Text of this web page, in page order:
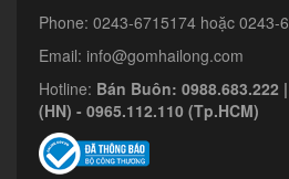
Phone: 0243-6715174 hoặc 0243-
Email: info@gomhailong.com
Hotline: Bán Buôn: 0988.683.222
(HN) - 0965.112.110 (Tp.HCM)